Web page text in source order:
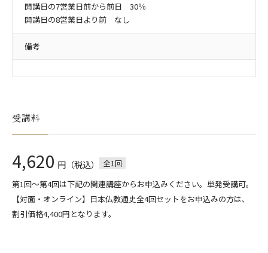
開講日の7営業日前から前日 30％
開講日の8営業日より前 なし
備考
受講料
4,620 円（税込） 全1回
第1回～第4回は下記の関連講座からお申込みください。単発受講可。
【対面・オンライン】日本仏教通史全4回セットをお申込みの方は、
割引価格4,400円となります。